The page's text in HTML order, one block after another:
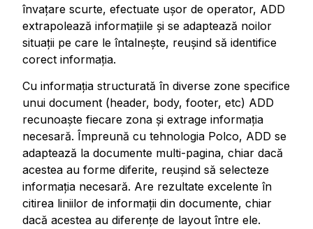
învaţare scurte, efectuate uşor de operator, ADD
extrapolează informaţiile şi se adaptează noilor
situaţii pe care le întalneşte, reuşind să identifice
corect informaţia.
Cu informaţia structurată în diverse zone specifice
unui document (header, body, footer, etc) ADD
recunoaşte fiecare zona şi extrage informaţia
necesară. Împreună cu tehnologia Polco, ADD se
adaptează la documente multi-pagina, chiar dacă
acestea au forme diferite, reuşind să selecteze
informaţia necesară. Are rezultate excelente în
citirea liniilor de informaţii din documente, chiar
dacă acestea au diferenţe de layout între ele.